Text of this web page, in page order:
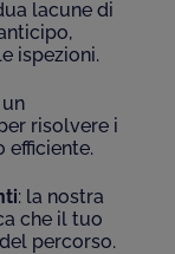
lacune di
ispezioni.
risolvere i
efficiente.
: la nostra
che il tuo
percorso.